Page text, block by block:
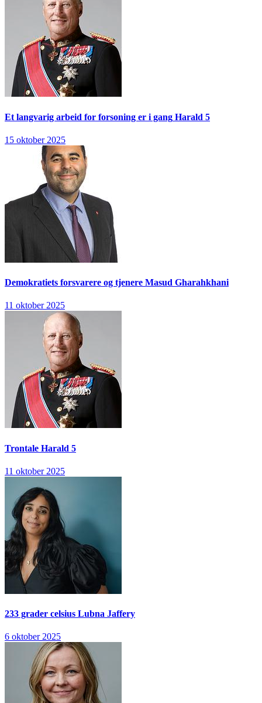
Et langvarig arbeid for forsoning er i gang Harald 5
15 oktober 2025
Demokratiets forsvarere og tjenere Masud Gharahkhani
11 oktober 2025
Trontale Harald 5
11 oktober 2025
233 grader celsius Lubna Jaffery
6 oktober 2025